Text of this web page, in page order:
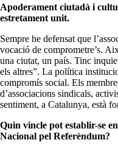
Apoderament ciutadà i
estretament unit.
Sempre he defensat que
vocació de comprometre’s.
una ciutat, un país. Tinc
els altres”. La política
compromís social. Els
d’associacions sindicals,
sentiment, a Catalunya, està
Quin vincle pot establir-se
Nacional pel Referèndum?